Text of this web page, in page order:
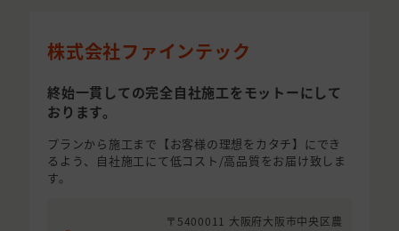
株式会社ファインテック
終始一貫しての完全自社施工をモットーにして
おります。
プランから施工まで【お客様の理想をカタチ】にでき
るよう、自社施工にて低コスト/高品質をお届け致しま
す。
〒5400011 大阪府大阪市中央区農